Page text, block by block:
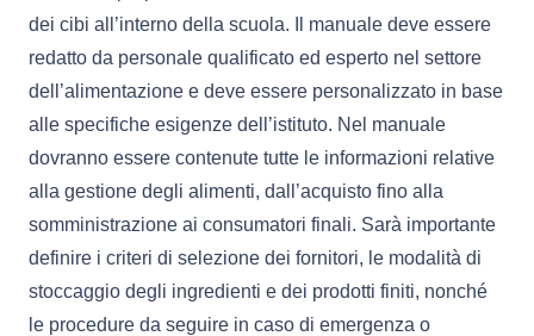
dei cibi all’interno della scuola. Il manuale deve essere
redatto da personale qualificato ed esperto nel settore
dell’alimentazione e deve essere personalizzato in base
alle specifiche esigenze dell’istituto. Nel manuale
dovranno essere contenute tutte le informazioni relative
alla gestione degli alimenti, dall’acquisto fino alla
somministrazione ai consumatori finali. Sarà importante
definire i criteri di selezione dei fornitori, le modalità di
stoccaggio degli ingredienti e dei prodotti finiti, nonché
le procedure da seguire in caso di emergenza o